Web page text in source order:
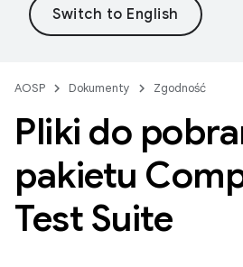
AOSP Dokumenty Zgodność
Pliki do
pakietu
Test Suite